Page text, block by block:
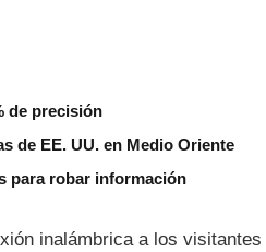
de precisión
de EE. UU. en Medio Oriente
para robar información
inalámbrica a los visitantes